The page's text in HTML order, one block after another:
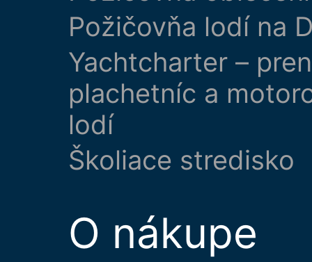
Požičovňa lodí na
Yachtcharter –
plachetníc a
lodí
Školiace stredisko
O nákupe